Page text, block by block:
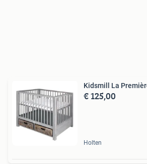
Kidsmill La
€ 125,00
Holten